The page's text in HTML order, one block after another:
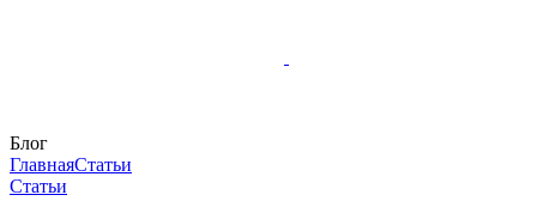
Блог
ГлавнаяСтатьи
Статьи